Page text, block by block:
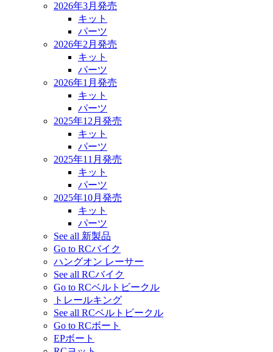
2026年3月発売
キット
パーツ
2026年2月発売
キット
パーツ
2026年1月発売
キット
パーツ
2025年12月発売
キット
パーツ
2025年11月発売
キット
パーツ
2025年10月発売
キット
パーツ
See all 新製品
Go to RCバイク
ハングオン レーサー
See all RCバイク
Go to RCベルトビークル
トレールキング
See all RCベルトビークル
Go to RCボート
EPボート